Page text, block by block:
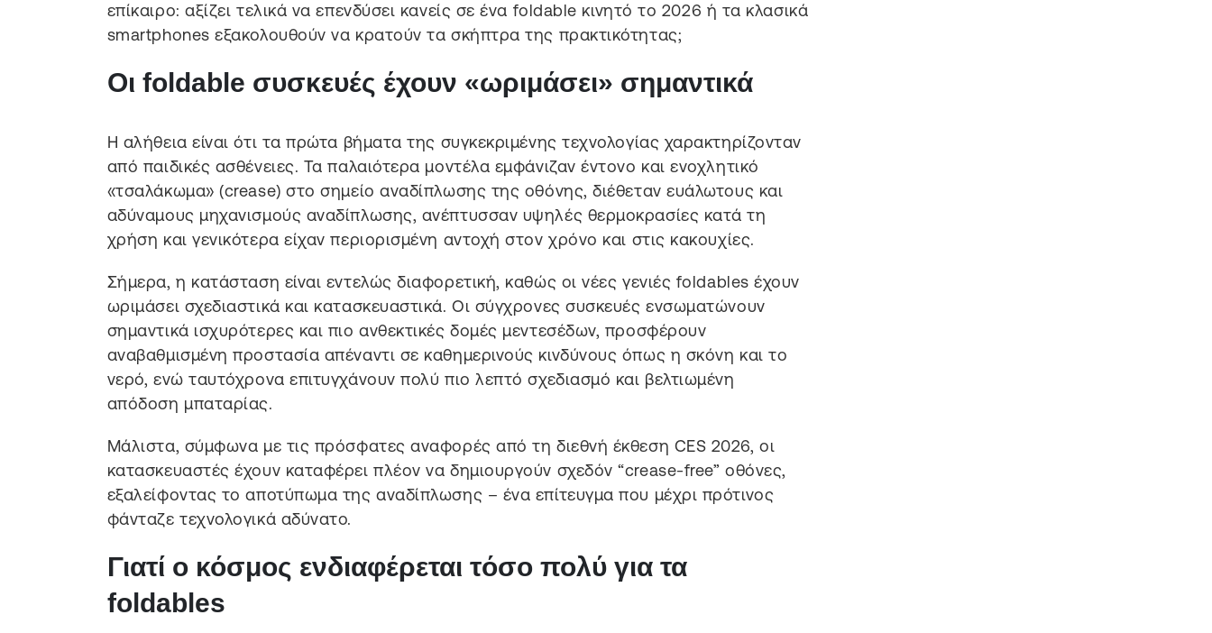
επίκαιρο: αξίζει τελικά να επενδύσει κανείς σε ένα foldable κινητό το 2026 ή τα κλασικά
smartphones εξακολουθούν να κρατούν τα σκήπτρα της πρακτικότητας;
Οι foldable συσκευές έχουν «ωριμάσει» σημαντικά
Η αλήθεια είναι ότι τα πρώτα βήματα της συγκεκριμένης τεχνολογίας χαρακτηρίζονταν
από παιδικές ασθένειες. Τα παλαιότερα μοντέλα εμφάνιζαν έντονο και ενοχλητικό
«τσαλάκωμα» (crease) στο σημείο αναδίπλωσης της οθόνης, διέθεταν ευάλωτους και
αδύναμους μηχανισμούς αναδίπλωσης, ανέπτυσσαν υψηλές θερμοκρασίες κατά τη
χρήση και γενικότερα είχαν περιορισμένη αντοχή στον χρόνο και στις κακουχίες.
Σήμερα, η κατάσταση είναι εντελώς διαφορετική, καθώς οι νέες γενιές foldables έχουν
ωριμάσει σχεδιαστικά και κατασκευαστικά. Οι σύγχρονες συσκευές ενσωματώνουν
σημαντικά ισχυρότερες και πιο ανθεκτικές δομές μεντεσέδων, προσφέρουν
αναβαθμισμένη προστασία απέναντι σε καθημερινούς κινδύνους όπως η σκόνη και το
νερό, ενώ ταυτόχρονα επιτυγχάνουν πολύ πιο λεπτό σχεδιασμό και βελτιωμένη
απόδοση μπαταρίας.
Μάλιστα, σύμφωνα με τις πρόσφατες αναφορές από τη διεθνή έκθεση CES 2026, οι
κατασκευαστές έχουν καταφέρει πλέον να δημιουργούν σχεδόν “crease-free” οθόνες,
εξαλείφοντας το αποτύπωμα της αναδίπλωσης – ένα επίτευγμα που μέχρι πρότινος
φάνταζε τεχνολογικά αδύνατο.
Γιατί ο κόσμος ενδιαφέρεται τόσο πολύ για τα
foldables